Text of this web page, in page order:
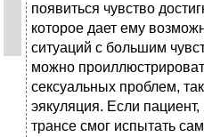
появиться чувство
которое дает ему
ситуаций с большим
можно
сексуальных проблем,
эякуляция. Если
трансе смог испытать